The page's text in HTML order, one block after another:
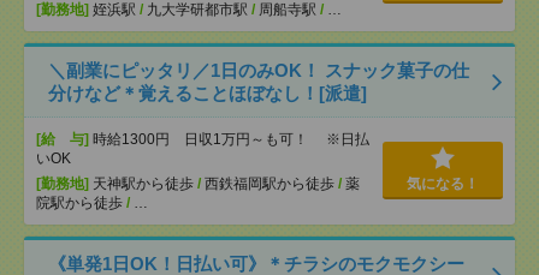
[勤務地] 姪浜駅 / 九大学研都市駅 / 周船寺駅 / …
＼副業にピッタリ／1日のみOK！ スナック菓子の仕
分けなど＊覚えることほぼなし！[派遣]
[給 与] 時給1300円 日収1万円～も可！ ※日払
いOK
[勤務地] 天神駅から徒歩 / 西鉄福岡駅から徒歩 / 薬
院駅から徒歩 / …
気になる！
《単発1日OK！日払い可》＊チラシのモクモクシー